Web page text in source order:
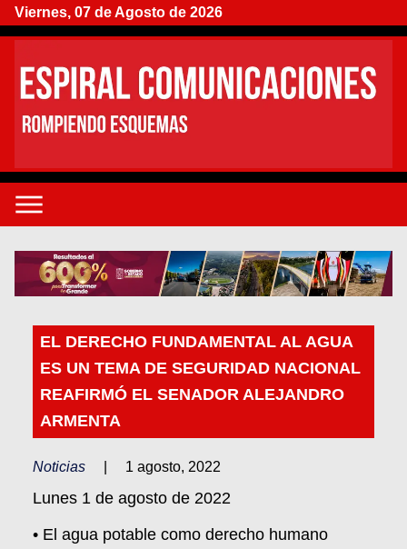
Viernes, 07 de Agosto de 2026
EL DERECHO FUNDAMENTAL AL AGUA
ES UN TEMA DE SEGURIDAD NACIONAL
REAFIRMÓ EL SENADOR ALEJANDRO
ARMENTA
Noticias 1 agosto, 2022
Lunes 1 de agosto de 2022
• El agua potable como derecho humano